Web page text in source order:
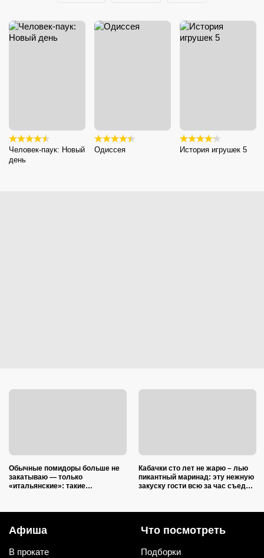
Человек-паук: Новый
день
Одиссея История игрушек 5
Обычные помидоры больше не
закатываю — только
«итальянские»: такие
Кабачки сто лет не жарю – лью
пикантный маринад: эту нежную
закуску гости всю за час съедят
Афиша
В прокате
Что посмотреть
Подборки